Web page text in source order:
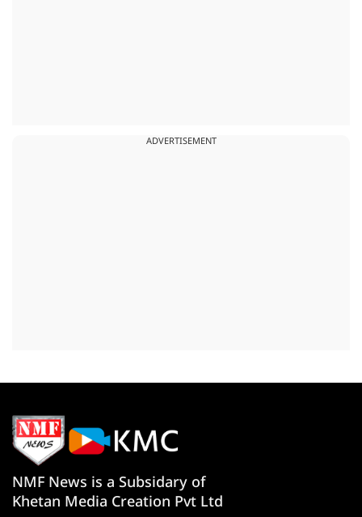
ADVERTISEMENT
NMF News is a Subsidary of
Khetan Media Creation Pvt Ltd